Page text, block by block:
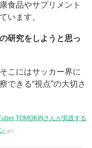
食品やサプリメント
います。
研究をしようと思っ
こにはサッカー界に
できる“視点”の大切さ
TOMOKINさんが実践する